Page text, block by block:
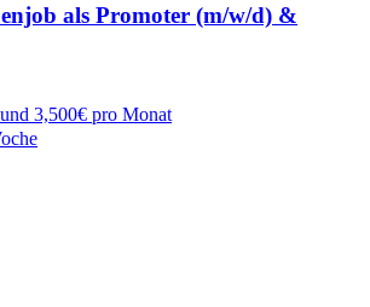
als Promoter (m/w/d) &
3,500€ pro Monat